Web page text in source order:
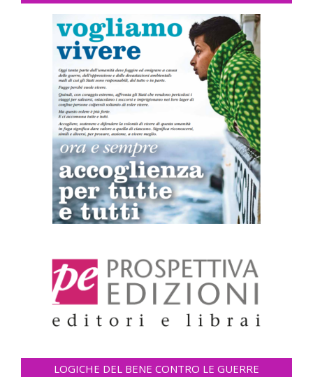
LOGICHE DEL BENE CONTRO LE GUERRE